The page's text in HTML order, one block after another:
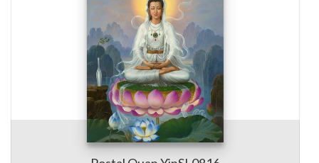
Postal Quan YinSL0816
5,90 €